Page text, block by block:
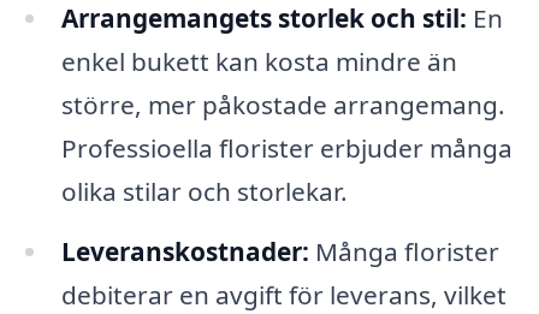
Arrangemangets storlek och stil: En
enkel bukett kan kosta mindre än
större, mer påkostade arrangemang.
Professioella florister erbjuder många
olika stilar och storlekar.
Leveranskostnader: Många florister
debiterar en avgift för leverans, vilket